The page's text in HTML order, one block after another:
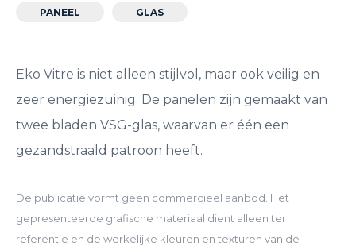
PANEEL GLAS
Eko Vitre is niet alleen stijlvol, maar ook veilig en
zeer energiezuinig. De panelen zijn gemaakt van
twee bladen VSG-glas, waarvan er één een
gezandstraald patroon heeft.
De publicatie vormt geen commercieel aanbod. Het
gepresenteerde grafische materiaal dient alleen ter
referentie en de werkelijke kleuren en texturen van de